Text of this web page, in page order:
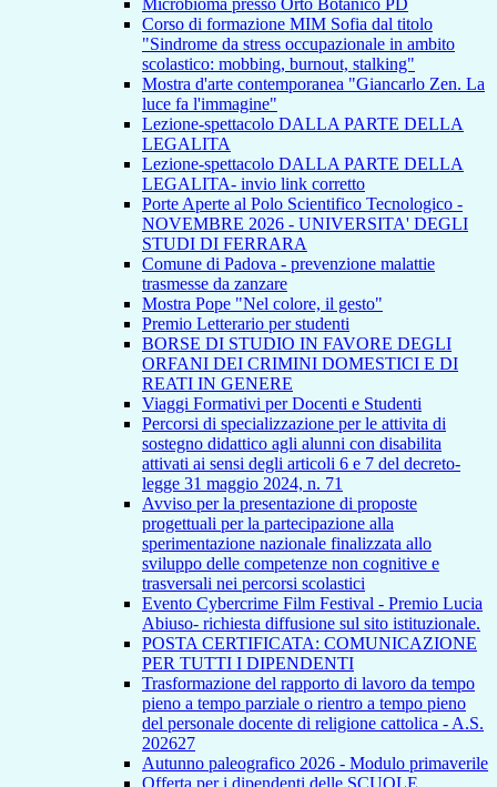
Microbioma presso Orto Botanico PD
Corso di formazione MIM Sofia dal titolo
"Sindrome da stress occupazionale in ambito
scolastico: mobbing, burnout, stalking"
Mostra d'arte contemporanea "Giancarlo Zen. La
luce fa l'immagine"
Lezione-spettacolo DALLA PARTE DELLA
LEGALITA
Lezione-spettacolo DALLA PARTE DELLA
LEGALITA- invio link corretto
Porte Aperte al Polo Scientifico Tecnologico -
NOVEMBRE 2026 - UNIVERSITA' DEGLI
STUDI DI FERRARA
Comune di Padova - prevenzione malattie
trasmesse da zanzare
Mostra Pope "Nel colore, il gesto"
Premio Letterario per studenti
BORSE DI STUDIO IN FAVORE DEGLI
ORFANI DEI CRIMINI DOMESTICI E DI
REATI IN GENERE
Viaggi Formativi per Docenti e Studenti
Percorsi di specializzazione per le attivita di
sostegno didattico agli alunni con disabilita
attivati ai sensi degli articoli 6 e 7 del decreto-
legge 31 maggio 2024, n. 71
Avviso per la presentazione di proposte
progettuali per la partecipazione alla
sperimentazione nazionale finalizzata allo
sviluppo delle competenze non cognitive e
trasversali nei percorsi scolastici
Evento Cybercrime Film Festival - Premio Lucia
Abiuso- richiesta diffusione sul sito istituzionale.
POSTA CERTIFICATA: COMUNICAZIONE
PER TUTTI I DIPENDENTI
Trasformazione del rapporto di lavoro da tempo
pieno a tempo parziale o rientro a tempo pieno
del personale docente di religione cattolica - A.S.
202627
Autunno paleografico 2026 - Modulo primaverile